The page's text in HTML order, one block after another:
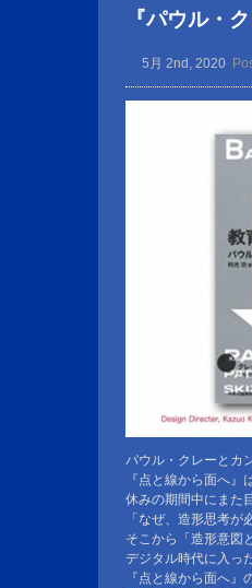
『パウル・
5月 2nd, 2020
パウル・クレーとカ
『点と線から面へ
休みの期間中にまた
「なぜ、造形思考が
そこから「造形意図
デジタル時代に入っ
『点と線から面へ